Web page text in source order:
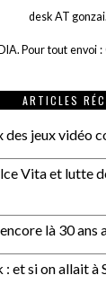
desk AT
Pour tout envoi
ARTICLES
des jeux vidéo
Vita et lutte
là 30 ans
: et si on allait à